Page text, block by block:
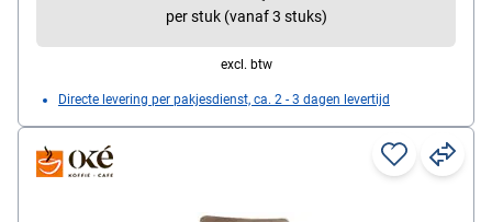
per stuk (vanaf 3 stuks)
excl. btw
Directe levering per pakjesdienst, ca. 2 - 3 dagen levertijd